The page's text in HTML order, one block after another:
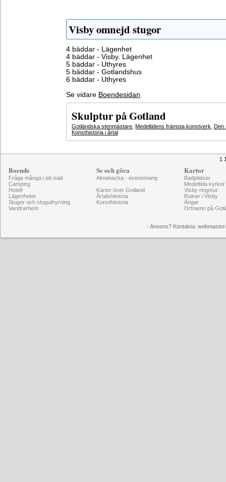
Visby omnejd stugor
4 bäddar - Lägenhet
4 bäddar - Visby. Lägenhet
5 bäddar - Uthyres
5 bäddar - Gotlandshus
6 bäddar - Uthyres
Se vidare Boendesidan
Skulptur på Gotland
Gotländska stenmästare Medeltidens främsta konstverk Den
Konsthistoria i årtal
1
Boende
Fråga många i ett mail
Camping
Hotell
Lägenheter
Stugor och stuguthyrning
Vandrarhem
Se och göra
Almanacka - evenemang
Kartor över Gotland
Årtalshistoria
Konsthistoria
Kartor
Badplatser
Medeltida kyrkor
Visby ringmur
Ruiner i Visby
Ängar
Ortnamn på
- Annons? Kontakta: